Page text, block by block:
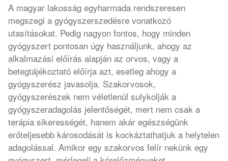
A magyar lakosság egyharmada rendszeresen
megszegi a gyógyszerszedésre vonatkozó
utasításokat. Pedig nagyon fontos, hogy minden
gyógyszert pontosan úgy használjunk, ahogy az
alkalmazási előírás alapján az orvos, vagy a
betegtájékoztató előírja azt, esetleg ahogy a
gyógyszerész javasolja. Szakorvosok,
gyógyszerészek nem véletlenül sulykolják a
gyógyszeradagolás jelentőségét, mert nem csak a
terápia sikerességét, hanem akár egészségünk
erőteljesebb károsodását is kockáztathatjuk a helytelen
adagolással. Amikor egy szakorvos felír nekünk egy